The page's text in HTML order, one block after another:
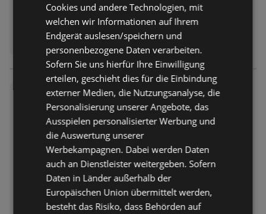
SCONTO: Prospekt
Prospekt nicht mehr gültig
Abgelaufen am: 14.07.2026
Cookies und andere Technologien, mit
welchen wir Informationen auf Ihrem
Endgerät auslesen/speichern und
personenbezogene Daten verarbeiten.
Sofern Sie uns hierfür Ihre Einwilligung
erteilen, geschieht dies für die Einbindung
externer Medien, die Nutzungsanalyse, die
Personalisierung unserer Angebote, das
Ausspielen personalisierter Werbung und
die Auswertung unserer
Werbekampagnen. Dabei werden Daten
auch an Dienstleister weitergeben. Sofern
Daten in Länder außerhalb der
Europäischen Union übermittelt werden,
besteht das Risiko, dass Behörden auf